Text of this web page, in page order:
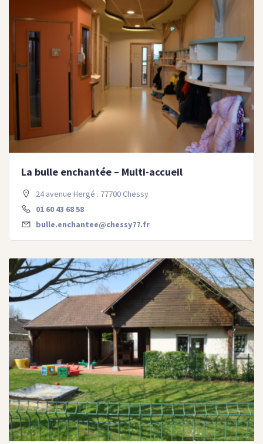
La bulle enchantée – Multi-accueil
24 avenue Hergé . 77700 Chessy
01 60 43 68 58
bulle.enchantee@chessy77.fr